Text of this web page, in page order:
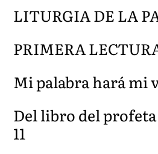
LITURGIA DE LA
PRIMERA
Mi palabra hará mi
Del libro del profeta
11